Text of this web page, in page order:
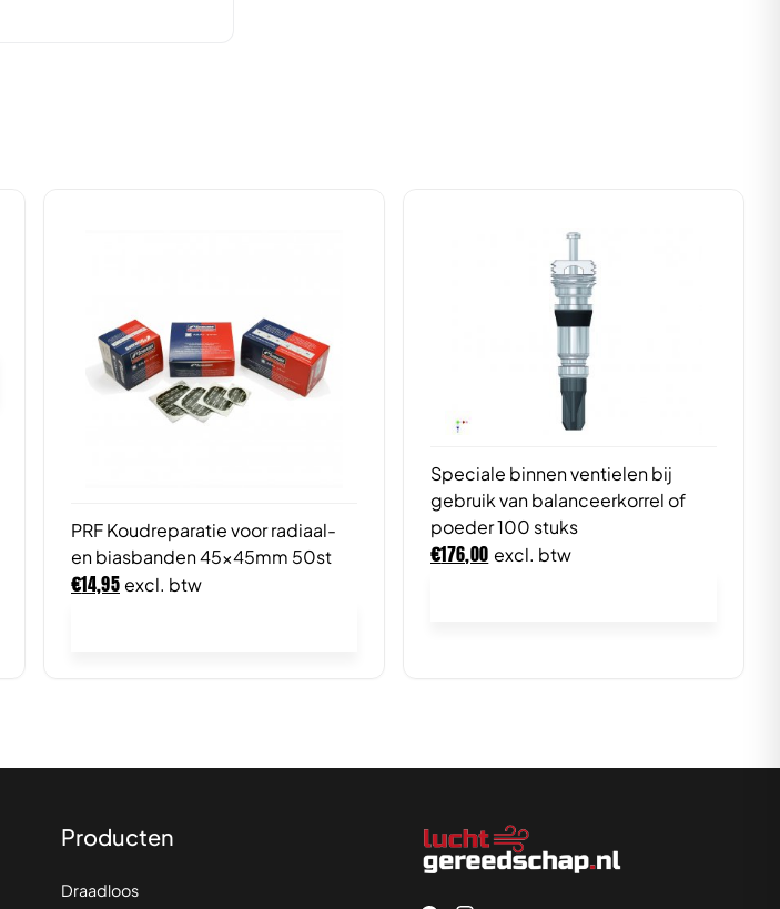
PRF Koudreparatie voor radiaal-
en biasbanden 45x45mm 50st
€14,95 excl. btw
Speciale binnen ventielen bij
gebruik van balanceerkorrel of
poeder 100 stuks
€176,00 excl. btw
Producten
Draadloos